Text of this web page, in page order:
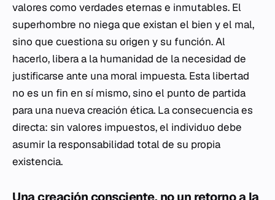
valores como verdades eternas e inmutables. El
superhombre no niega que existan el bien y el mal,
sino que cuestiona su origen y su función. Al
hacerlo, libera a la humanidad de la necesidad de
justificarse ante una moral impuesta. Esta libertad
no es un fin en sí mismo, sino el punto de partida
para una nueva creación ética. La consecuencia es
directa: sin valores impuestos, el individuo debe
asumir la responsabilidad total de su propia
existencia.